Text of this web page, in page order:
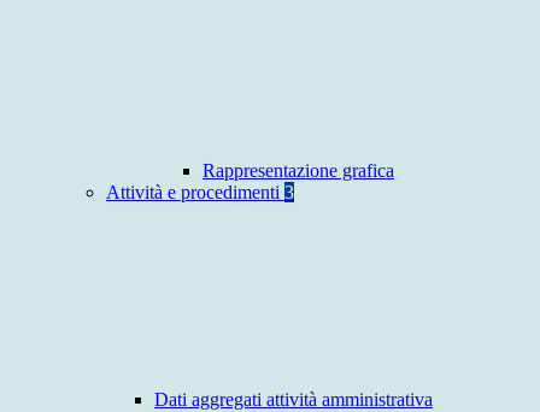
Rappresentazione grafica
Attività e procedimenti 3
Dati aggregati attività amministrativa